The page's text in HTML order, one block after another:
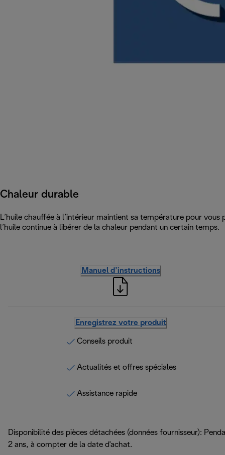
Chaleur durable
L’huile chauffée à l’intérieur maintient sa température pour
l’huile continue à libérer de la chaleur pendant un certain temps.
Manuel d’instructions
Enregistrez votre produit
Conseils produit
Actualités et offres spéciales
Assistance rapide
Disponibilité des pièces détachées (données fournisseur):
2 ans, à compter de la date d'achat.